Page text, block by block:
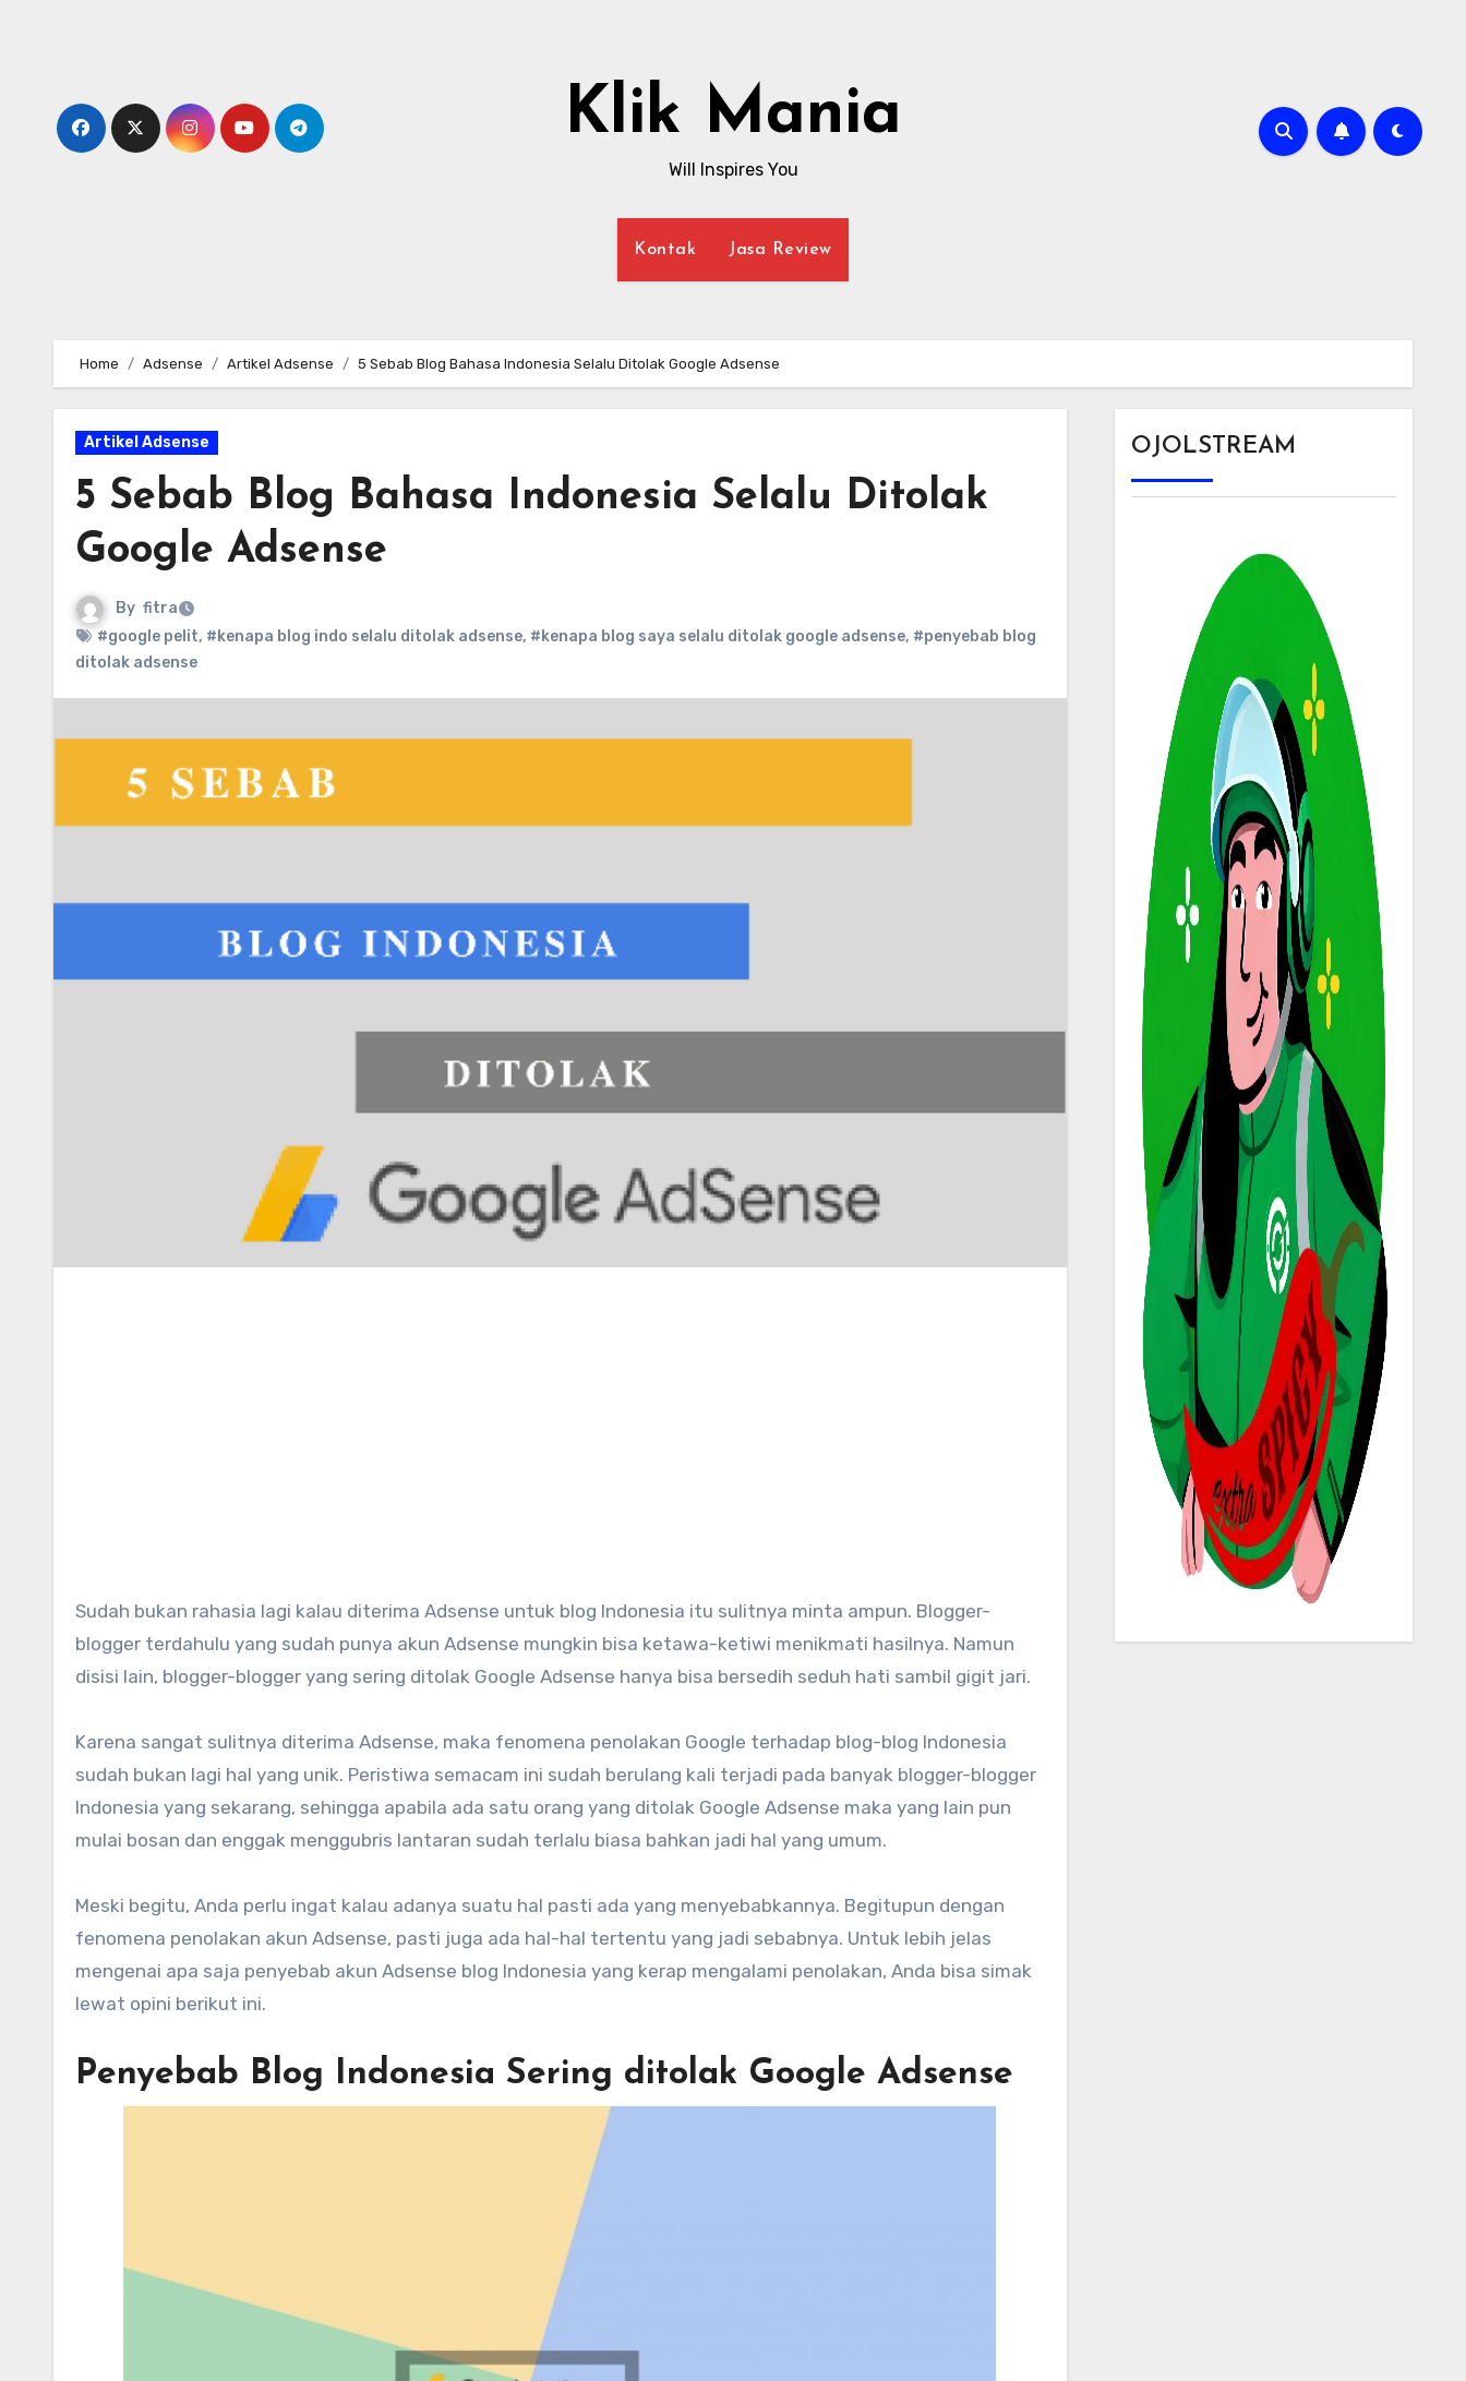
Klik Mania
Will Inspires You
Kontak Jasa Review
Home Adsense Artikel Adsense 5 Sebab Blog Bahasa Indonesia Selalu Ditolak Google Adsense
Artikel Adsense
5 Sebab Blog Bahasa Indonesia Selalu Ditolak
Google Adsense
By fitra
#google pelit, #kenapa blog indo selalu ditolak adsense, #kenapa blog saya selalu ditolak google adsense, #penyebab blog
ditolak adsense
Sudah bukan rahasia lagi kalau diterima Adsense untuk blog Indonesia itu sulitnya minta ampun. Blogger-
blogger terdahulu yang sudah punya akun Adsense mungkin bisa ketawa-ketiwi menikmati hasilnya. Namun
disisi lain, blogger-blogger yang sering ditolak Google Adsense hanya bisa bersedih seduh hati sambil gigit jari.
Karena sangat sulitnya diterima Adsense, maka fenomena penolakan Google terhadap blog-blog Indonesia
sudah bukan lagi hal yang unik. Peristiwa semacam ini sudah berulang kali terjadi pada banyak blogger-blogger
Indonesia yang sekarang, sehingga apabila ada satu orang yang ditolak Google Adsense maka yang lain pun
mulai bosan dan enggak menggubris lantaran sudah terlalu biasa bahkan jadi hal yang umum.
Meski begitu, Anda perlu ingat kalau adanya suatu hal pasti ada yang menyebabkannya. Begitupun dengan
fenomena penolakan akun Adsense, pasti juga ada hal-hal tertentu yang jadi sebabnya. Untuk lebih jelas
mengenai apa saja penyebab akun Adsense blog Indonesia yang kerap mengalami penolakan, Anda bisa simak
lewat opini berikut ini.
Penyebab Blog Indonesia Sering ditolak Google Adsense
OJOLSTREAM